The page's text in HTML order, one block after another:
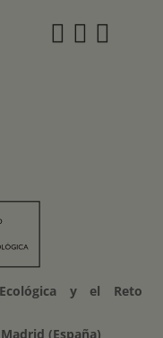
y el Reto
(España)